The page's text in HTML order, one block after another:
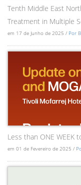
Tenth Middle East
Treatment in Multiple
em 17 de Junho de 2025 / Por
Less than ONE WEEK
em 01 de Fevereiro de 2025 /